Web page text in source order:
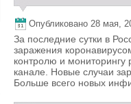
Опубликовано 28 мая,
За последние сутки в
заражения
контролю и
канале. Новые случаи
Больше всего новых